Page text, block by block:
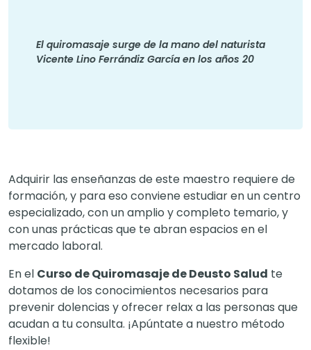
El quiromasaje surge de la mano del naturista
Vicente Lino Ferrándiz García en los años 20
Adquirir las enseñanzas de este maestro requiere de
formación, y para eso convieneestudiar en un centro
especializado, con un amplio y completo temario, y
con unas prácticas que te abran espacios en el
mercado laboral.
En el Curso de Quiromasaje de Deusto Salud te
dotamos de los conocimientos necesarios para
prevenir dolencias y ofrecer relax a las personas que
acudan a tu consulta. ¡Apúntate a nuestro método
flexible!